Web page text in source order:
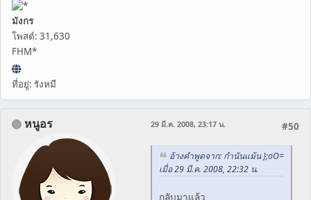
มังกร
โพสต์: 31,630
FHM*
ที่อยู่: รังหมี
หนูอร #50
29 มี.ค. 2008, 23:17 น.
อ้างคำพูดจาก: กำนันแม้น };oO=
เมื่อ 29 มี.ค. 2008, 22:32 น.
กลับมาแล้ว